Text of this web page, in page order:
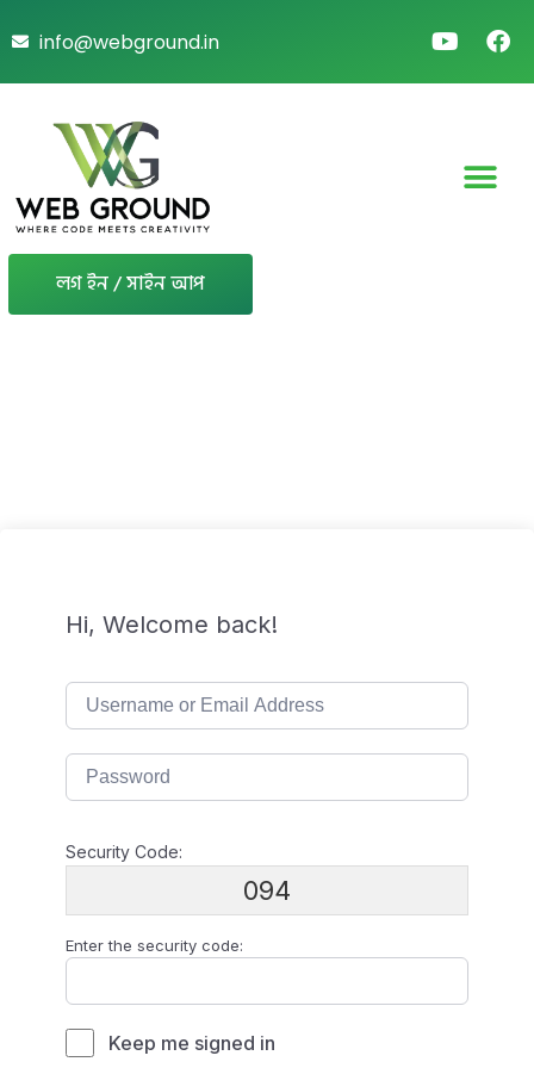
info@webground.in
লগ ইন / সাইন আপ
Hi, Welcome back!
Security Code:
094
Enter the security code:
Keep me signed in